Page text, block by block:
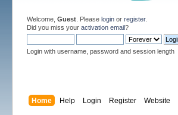
Welcome, Guest. Please loginor register.
Did you miss your activation email?
Login with username, password and session length
Home Help Login Register Website